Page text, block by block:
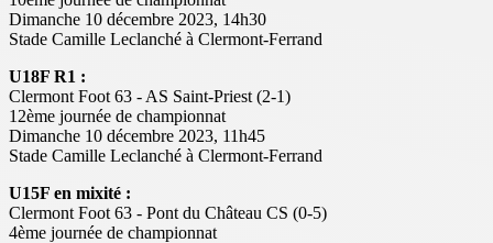
Dimanche 10 décembre 2023, 14h30
Stade Camille Leclanché à Clermont-Ferrand
U18F R1 :
Clermont Foot 63 - AS Saint-Priest (2-1)
12ème journée de championnat
Dimanche 10 décembre 2023, 11h45
Stade Camille Leclanché à Clermont-Ferrand
U15F en mixité :
Clermont Foot 63 - Pont du Château CS (0-5)
4ème journée de championnat